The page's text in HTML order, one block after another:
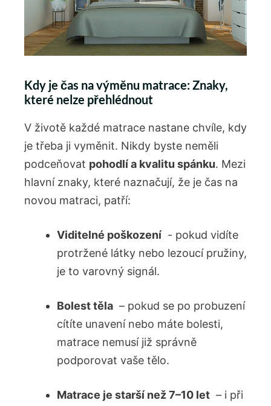
Kdy ‍je čas na výměnu‍ matrace: Znaky,‌
které nelze přehlédnout
V životě každé matrace nastane chvíle, kdy
je třeba ji​ vyměnit. ‍Nikdy byste⁢ neměli
podceňovat pohodlí a kvalitu spánku. Mezi
hlavní znaky, které naznačují, že je čas na
novou matraci, patří:
Viditelné poškození ⁣ -⁣ pokud vidíte​
protržené látky nebo‌ lezoucí pružiny,
je to varovný signál.
Bolest těla ⁤ – ⁣pokud se po⁤ probuzení⁣
cítíte⁣ unavení‌ nebo máte bolesti, ​
matrace‍ nemusí již ‍správně
podporovat vaše tělo.
Matrace je starší než 7–10 ⁣let ‌ – i ⁢při